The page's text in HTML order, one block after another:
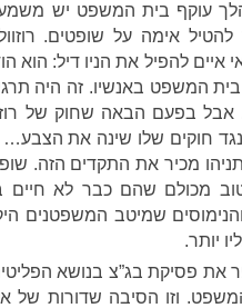
עוקף בית המשפט יש
אימה על שופטים.
להפיל את הניו דיל: הוא
המשפט באנשיו. זה היה
אבל בפעם הבאה שחוק של
חוקים שלו שינה את הצבע…
מכיר את התקדים הזה.
טוב מכולם שהם כבר לא
שמיטב המשפטנים
יותר.
את פסיקת בג”צ בנושא
וזו הסיבה שדורות של